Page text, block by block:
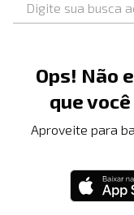
Ops! Não
que
Aproveite para